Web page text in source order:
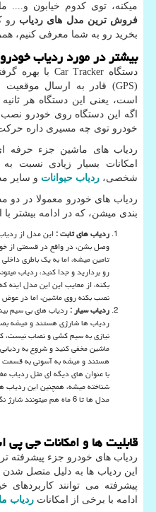
میکنه، توی کدوم خیابون و....
فروش ترین مدل های ردیاب رو
بخرید رو به شما معرفی کنیم،
بیشتر در مورد ردیاب
دستگاه Car Tracker با بهره
(
GPS) قادر به ارسال
است، یعنی این دستگاه هر
اگه این دستگاه روی خودرو
خودرو توی چه مسیری داره
ردیاب های ماشین جزء حرفه
امکانات بسیار زیادی
شخصی، ردیاب حیوانات و سایر
ردیاب های خودرو معمولا در دو
بندی میشن، که در ادامه بیشتر
ردیاب های ثابت :این مدل از
وصل بشن، در واقع در قسمتی از
تامین میشه، اما به یک باطری
رو بردارید و جدا کنید، ردیاب
بکنه، از معایب این این مدل
نصب بکنه روی ماشین، اما در
ردیاب سیار :ردیاب های بی سیم
ردیاب ها شارژی هستند و میشه
نیازی به سیم کشی و نصاب نیست،
ماشین مخفی کنید و شروع به
هستند و میشه به آسونی به
با عنوان های دیگه ای مثل ردیاب
شناخته میشه، همچنین این ردیاب
مدل ها تا 6 ماه هم میتونند شارژ نگهداری بکنند،
قابلیت ها و امکانات جی
ردیاب های خودرو جزء پیشرفته
این ردیاب ها به دلیل متصل
پیشرفته می توانند کاربردهای
ادامه با برخی از امکانات ردیاب